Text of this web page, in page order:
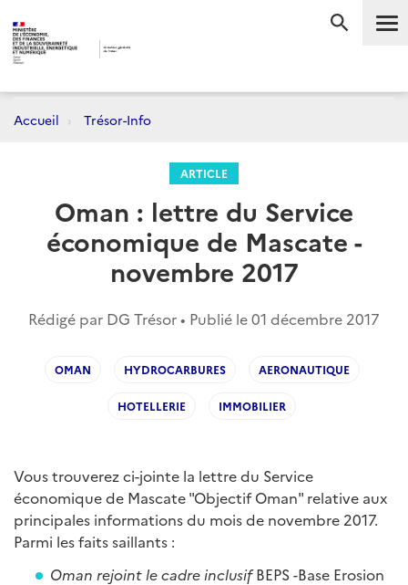
Accueil Trésor-Info
ARTICLE
Oman : lettre du Service
économique de Mascate -
novembre 2017
Rédigé par DG Trésor • Publié le01 décembre 2017
OMAN HYDROCARBURES AERONAUTIQUE
HOTELLERIE IMMOBILIER
Vous trouverez ci-jointe la lettre du Service
économique de Mascate "Objectif Oman" relative aux
principales informations du mois de novembre 2017.
Parmi les faits saillants :
Oman rejoint le cadre inclusifBEPS-Base Erosion